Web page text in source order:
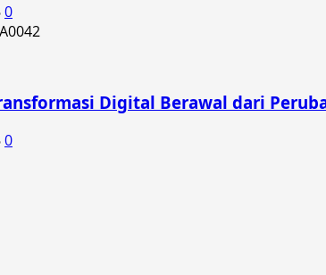
0
Digital Berawal dari
0